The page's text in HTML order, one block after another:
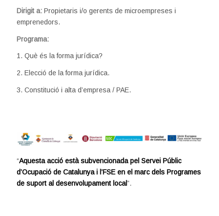
Dirigit a: Propietaris i/o gerents de microempreses i
emprenedors.
Programa:
1. Què és la forma jurídica?
2. Elecció de la forma jurídica.
3. Constitució i alta d’empresa / PAE.
“Aquesta acció està subvencionada pel Servei Públic
d’Ocupació de Catalunya i l’FSE en el marc dels Programes
de suport al desenvolupament local”.